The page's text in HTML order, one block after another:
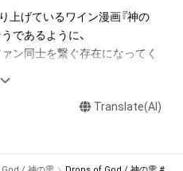
テムに関する創作物にかかる
ません。
、著作隣接権の権利者またはそ
の範囲を超えた行為、知的財産
変、公開、配布、逆コンパイ
上げているワイン漫画『神の
であるように、
ァン同士を繋ぐ存在になってく
特別な体験の提供も検討して
Translate(AI)